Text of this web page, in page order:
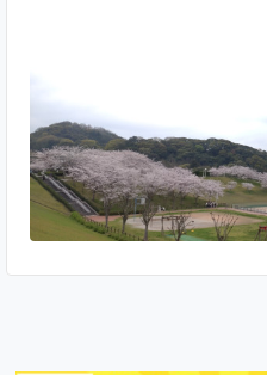
えた時期だったためか、この
撮る家族連れの姿が多く見られ